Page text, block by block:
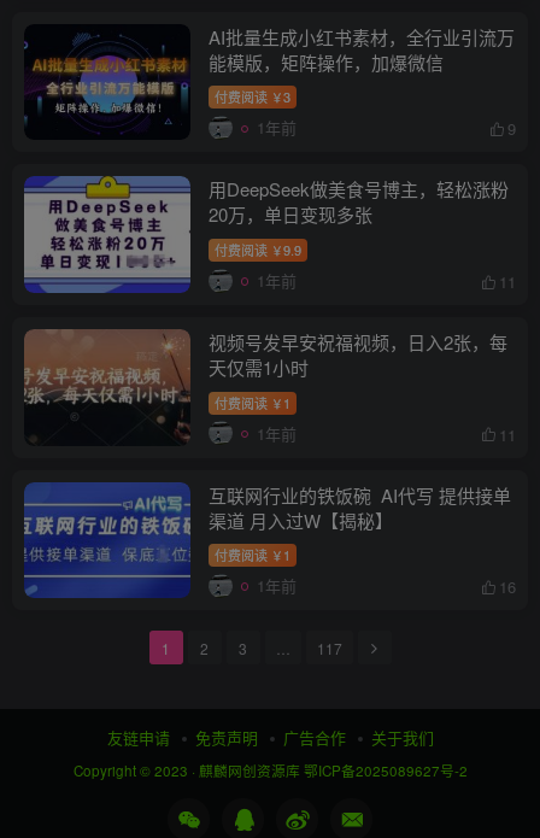
AI批量生成小红书素材，全行业引流万
能模版，矩阵操作，加爆微信
付费阅读 ￥3
1年前 9
用DeepSeek做美食号博主，轻松涨粉
20万，单日变现多张
付费阅读 ￥9.9
1年前 11
视频号发早安祝福视频，日入2张，每
天仅需1小时
付费阅读 ￥ 1
1年前 11
互联网行业的铁饭碗 AI代写 提供接单
渠道 月入过W【揭秘】
付费阅读 ￥ 1
1年前 16
1 2 3 117
友链申请 免责声明 广告合作 关于我们
Copyright © 2023 · 麒麟网创资源库 鄂ICP备2025089627号-2